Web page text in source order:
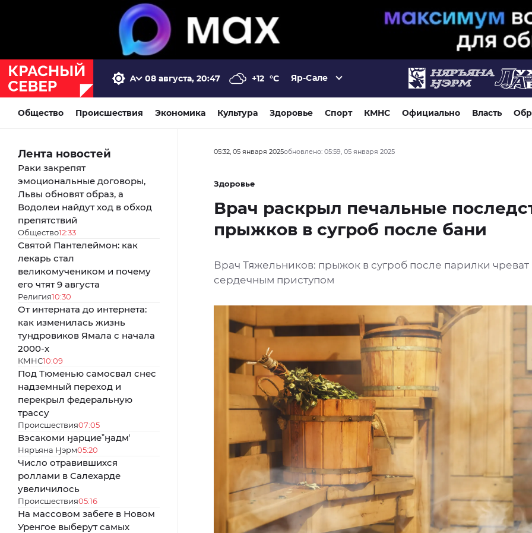
08 августа, 20:47 +12 °C Яр-Сале
Общество Происшествия Экономика Культура Здоровье Спорт КМНС Официально Власть
Лента новостей
Раки закрепят
эмоциональные договоры,
Львы обновят образ, а
Водолеи найдут ход в обход
препятствий
Общество12:33
Святой Пантелеймон: как
лекарь стал
великомучеником и почему
его чтят 9 августа
Религия10:30
От интерната до интернета:
как изменилась жизнь
тундровиков Ямала с начала
2000-х
КМНС10:09
Под Тюменью самосвал снес
надземный переход и
перекрыл федеральную
трассу
Происшествия07:05
Вэсакоми ӈарциеˮӈадмʼ
Няръяна Ӈэрм05:20
Число отравившихся
роллами в Салехарде
увеличилось
Происшествия05:16
На массовом забеге в Новом
Уренгое выберут самых
05:32, 05 января 2025обновлено: 05:59, 05 января 2025
Здоровье
Врач раскрыл печальные
прыжков в сугроб после бани
Врач Тяжельников: прыжок в сугроб после парилки чреват
сердечным приступом